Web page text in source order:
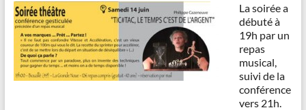
La soirée a
débuté à
19h par un
repas
musical,
suivi de la
conférence
vers 21h.